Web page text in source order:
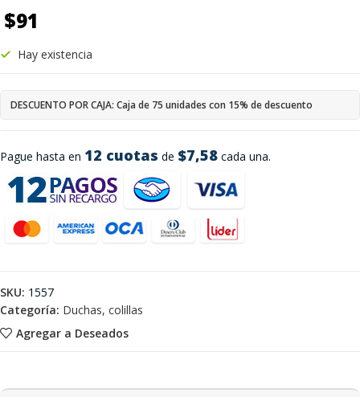
$91
Pague hasta en 12 cuotas de $7,58 cada una.
Hay existencia
DESCUENTO POR CAJA: Caja de 75 unidades con 15% de descuento
Agregar a Deseados
SKU: 1557
Categoría: Duchas, colillas